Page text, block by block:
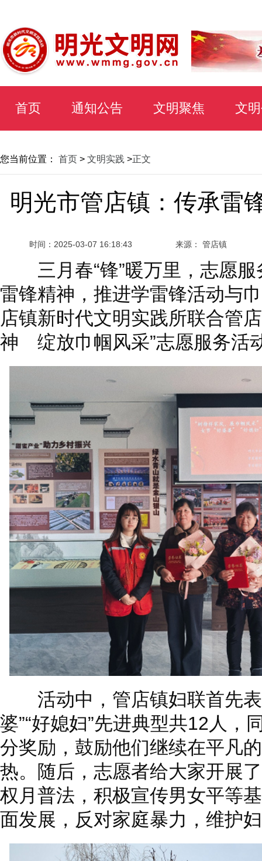
首页 通知公告 文明聚焦 文
您当前位置： 首页 > 文明实践 >正文
明光市管店镇：传承雷
时间： 2025-03-07 16:18:43 来源： 管店镇
三月春“锋”暖万里，志愿服
雷锋精神，推进学雷锋活动与
店镇新时代文明实践所联合管
神 绽放巾帼风采”志愿服务活
活动中，管店镇妇联首先表
婆”“好媳妇”先进典型共12人，
分奖励，鼓励他们继续在平凡
热。随后，志愿者给大家开展
权月普法，积极宣传男女平等
面发展，反对家庭暴力 ，维护